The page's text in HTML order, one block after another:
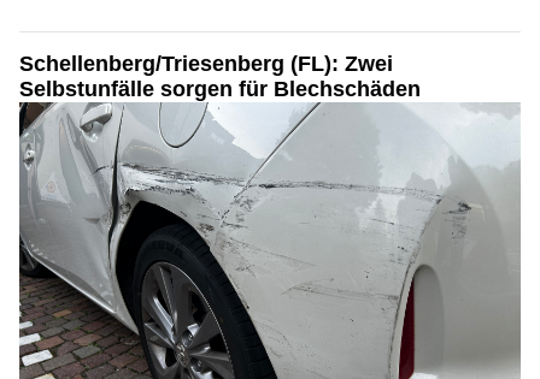
Schellenberg/Triesenberg (FL): Zwei
Selbstunfälle sorgen für Blechschäden